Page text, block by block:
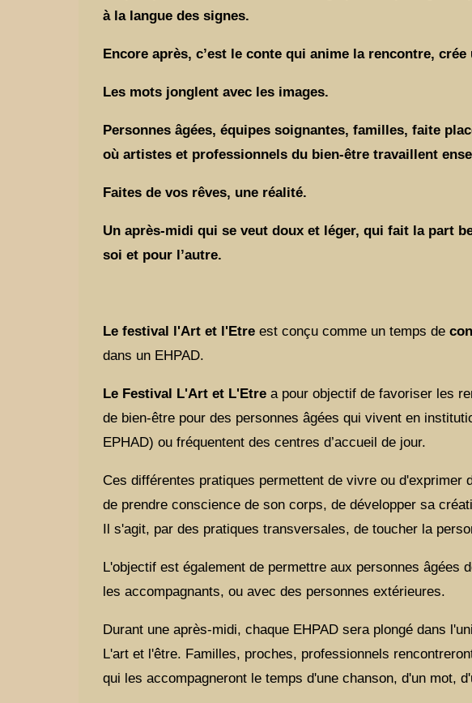
à la langue des signes.
Encore après, c’est le conte qui anime la rencontre,
Les mots jonglent avec les images.
Personnes âgées, équipes soignantes, familles, faite
où artistes et professionnels du bien-être travaillent
Faites de vos rêves, une réalité.
Un après-midi qui se veut doux et léger, qui fait la part
soi et pour l’autre.
Le festival l'Art et l'Etre est conçu comme un temps de
dans un EHPAD.
Le Festival L'Art et L'Etre a pour objectif de favoriser les
de bien-être pour des personnes âgées qui vivent en
EPHAD) ou fréquentent des centres d’accueil de jour.
Ces différentes pratiques permettent de vivre ou d'exprimer
de prendre conscience de son corps, de développer sa
Il s'agit, par des pratiques transversales, de toucher la
L'objectif est également de permettre aux personnes âgées
les accompagnants, ou avec des personnes extérieures.
Durant une après-midi, chaque EHPAD sera plongé dans
L'art et l'être. Familles, proches, professionnels
qui les accompagneront le temps d'une chanson, d'un mot,